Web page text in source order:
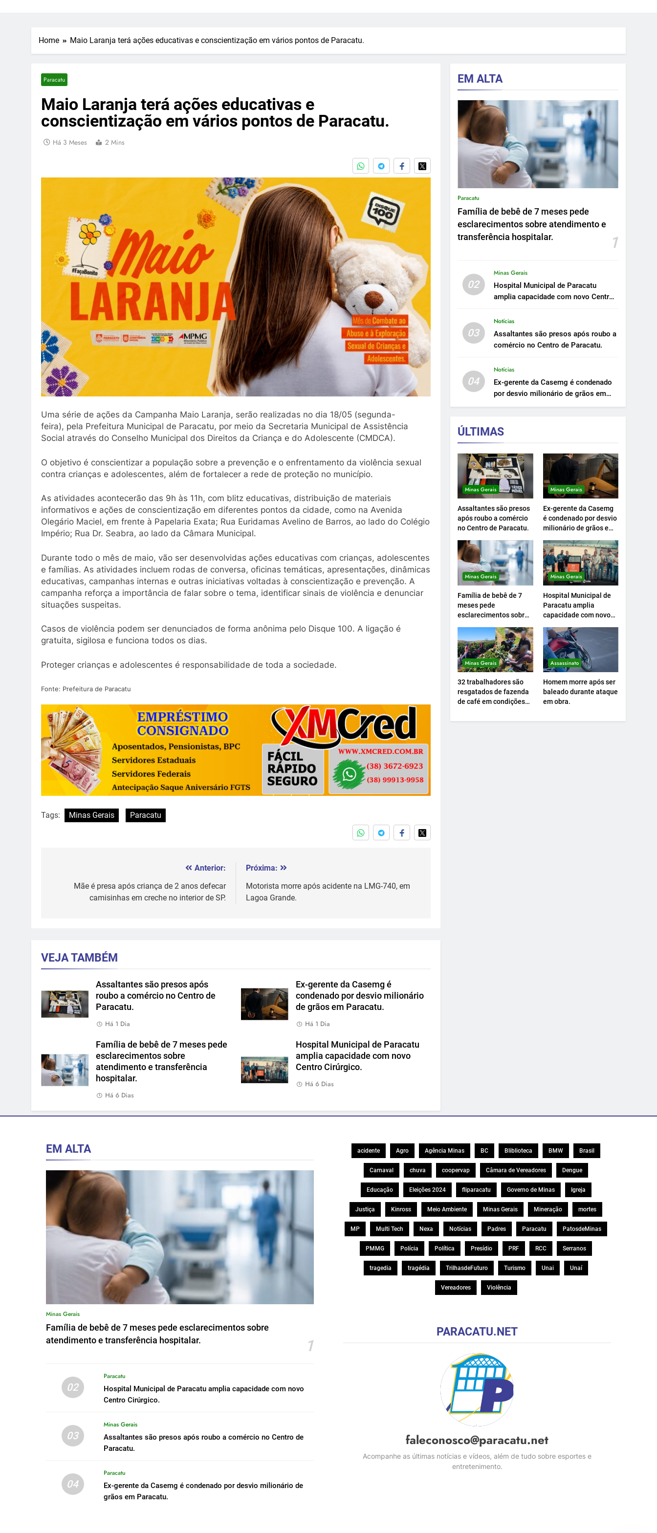
Home Maio Laranja terá ações educativas e conscientização em vários pontos de Paracatu.
Paracatu
Maio Laranja terá ações educativas e
conscientização em vários pontos de Paracatu.
Há 3 Meses 2 Mins
Uma série de ações da Campanha Maio Laranja, serão realizadas no dia 18/05 (segunda-
feira), pela Prefeitura Municipal de Paracatu, por meio da Secretaria Municipal de Assistência
Social através do Conselho Municipal dos Direitos da Criança e do Adolescente (CMDCA).
O objetivo é conscientizar a população sobre a prevenção e o enfrentamento da violência sexual
contra crianças e adolescentes, além de fortalecer a rede de proteção no município.
As atividades acontecerão das 9h às 11h, com blitz educativas, distribuição de materiais
informativos e ações de conscientização em diferentes pontos da cidade, como na Avenida
Olegário Maciel, em frente à Papelaria Exata; Rua Euridamas Avelino de Barros, ao lado do Colégio
Império; Rua Dr. Seabra, ao lado da Câmara Municipal.
Durante todo o mês de maio, vão ser desenvolvidas ações educativas com crianças, adolescentes
e famílias. As atividades incluem rodas de conversa, oficinas temáticas, apresentações, dinâmicas
educativas, campanhas internas e outras iniciativas voltadas à conscientização e prevenção. A
campanha reforça a importância de falar sobre o tema, identificar sinais de violência e denunciar
situações suspeitas.
Casos de violência podem ser denunciados de forma anônima pelo Disque 100. A ligação é
gratuita, sigilosa e funciona todos os dias.
Proteger crianças e adolescentes é responsabilidade de toda a sociedade.
Fonte: Prefeitura de Paracatu
Tags: Minas Gerais Paracatu
Anterior:
Mãe é presa após criança de 2 anos defecar
camisinhas em creche no interior de SP.
Próxima:
Motorista morre após acidente na LMG-740, em
Lagoa Grande.
VEJA TAMBÉM
Assaltantes são presos após
roubo a comércio no Centro de
Paracatu.
Há 1 Dia
Ex-gerente da Casemg é
condenado por desvio milionário
de grãos em Paracatu.
Há 1 Dia
Família de bebê de 7 meses pede
esclarecimentos sobre
atendimento e transferência
hospitalar.
Há 6 Dias
Hospital Municipal de Paracatu
amplia capacidade com novo
Centro Cirúrgico.
Há 6 Dias
EM ALTA
Paracatu
Família de bebê de 7 meses pede
esclarecimentos sobre atendimento e
transferência hospitalar.
1
02
Minas Gerais
Hospital Municipal de Paracatu
amplia capacidade com novo Centro
03
Notícias
Assaltantes são presos após roubo a
comércio no Centro de Paracatu.
04
Notícias
Ex-gerente da Casemg é condenado
por desvio milionário de grãos em
Paracatu.
ÚLTIMAS
Minas Gerais
Assaltantes são presos
após roubo a comércio
no Centro de Paracatu.
Minas Gerais
Ex-gerente da Casemg
é condenado por desvio
milionário de grãos em
Minas Gerais
Família de bebê de 7
meses pede
esclarecimentos sobre
transferência
hospitalar.
Minas Gerais
Hospital Municipal de
Paracatu amplia
capacidade com novo
Minas Gerais
32 trabalhadores são
resgatados de fazenda
de café em condições
Assassinato
Homem morre após ser
baleado durante ataque
em obra.
EM ALTA
Minas Gerais
Família de bebê de 7 meses pede esclarecimentos sobre
atendimento e transferência hospitalar.
1
02
Paracatu
Hospital Municipal de Paracatu amplia capacidade com novo
Centro Cirúrgico.
03
Minas Gerais
Assaltantes são presos após roubo a comércio no Centro de
Paracatu.
04
Paracatu
Ex-gerente da Casemg é condenado por desvio milionário de
grãos em Paracatu.
acidente Agro Agência Minas BC Bliblioteca BMW Brasil
Carnaval chuva coopervap Câmara de Vereadores Dengue
Educação Eleições 2024 fliparacatu Governo de Minas Igreja
Justiça Kinross Meio Ambiente Minas Gerais Mineração mortes
MP Multi Tech Nexa Notícias Padres Paracatu PatosdeMinas
PMMG Polícia Política Presídio PRF RCC Serranos
tragedia tragédia TrilhasdeFuturo Turismo Unai Unaí
Vereadores Violência
PARACATU.NET
faleconosco@paracatu.net
Acompanhe as últimas notícias e vídeos, além de tudo sobre esportes e
entretenimento.